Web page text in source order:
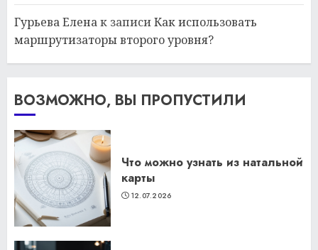
Гурьева Еленак записиКак использовать
маршрутизаторы второго уровня?
ВОЗМОЖНО, ВЫ ПРОПУСТИЛИ
Что можно узнать из натальной
карты
12.07.2026